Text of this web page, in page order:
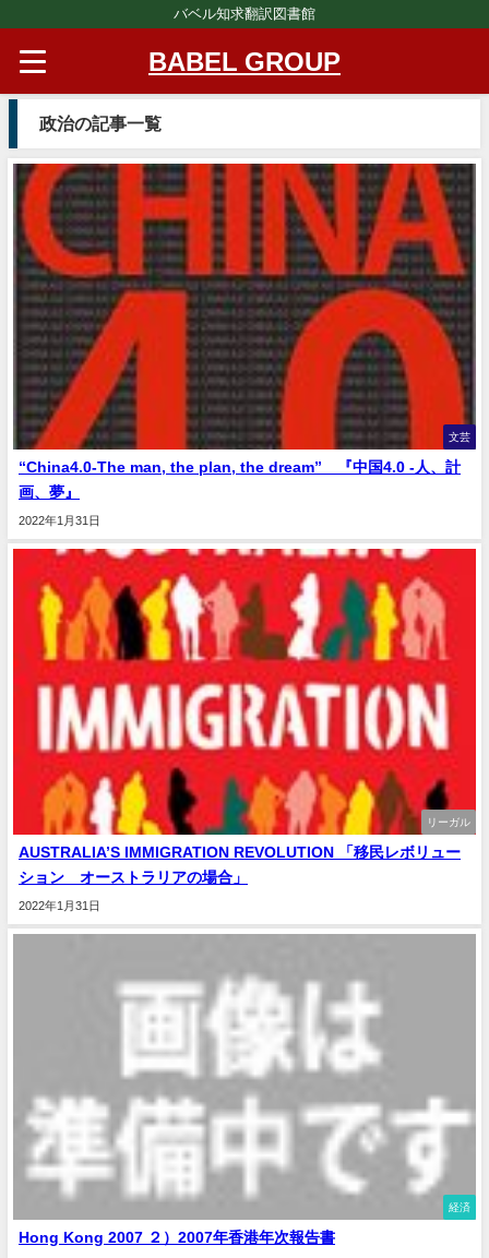
バベル知求翻訳図書館
BABEL GROUP
政治の記事一覧
文芸
“China4.0-The man, the plan, the dream” 『中国4.0 -人、計
画、夢』
2022年1月31日
リーガル
AUSTRALIA’S IMMIGRATION REVOLUTION 「移民レボリュー
ション オーストラリアの場合」
2022年1月31日
経済
Hong Kong 2007 ２）2007年香港年次報告書